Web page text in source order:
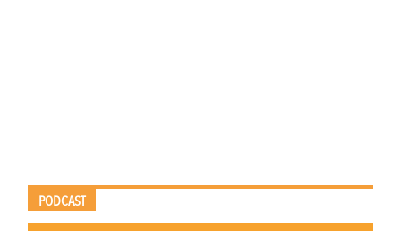
PODCAST